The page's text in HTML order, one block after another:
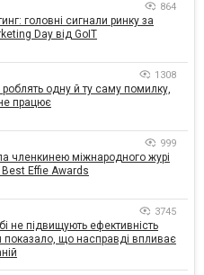
864
головні сигнали ринку за
Day від GoIT
1308
роблять одну й ту саму помилку,
працює
999
членкинею міжнародного журі
Effie Awards
3745
не підвищують ефективність
що насправді впливає